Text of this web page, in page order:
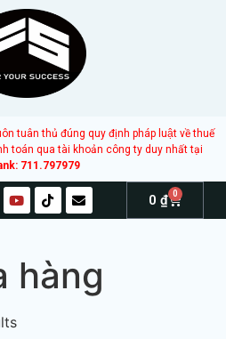
tuân thủ đúng quy định pháp luật về thuế
toán qua tài khoản công ty duy nhất tại
711.797979
0 ₫ 0
hàng